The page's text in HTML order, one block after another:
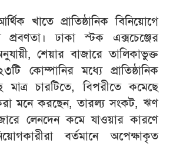
খাতে প্রাতিষ্ঠানিক বিনিয়োগে
প্রবণতা। ঢাকা স্টক এক্সচেঞ্জের
শেয়ার বাজারে তালিকাভুক্ত
কোম্পানির মধ্যে প্রাতিষ্ঠানিক
মাত্র চারটিতে, বিপরীতে কমেছে
মনে করছেন, তারল্য সংকট, ঋণ
লেনদেন কমে যাওয়ার কারণে
বর্তমানে অপেক্ষাকৃত